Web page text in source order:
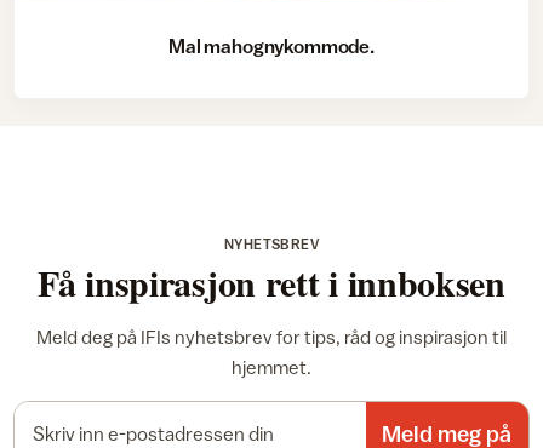
Mal mahognykommode.
NYHETSBREV
Få inspirasjon rett i innboksen
Meld deg på IFIs nyhetsbrev for tips, råd og inspirasjon til
hjemmet.
Meld meg på